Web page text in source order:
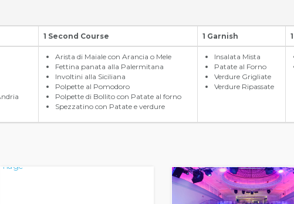
1 Second Course 1 Garnish
Arista di Maiale con Arancia o Mele
Fettina panata alla Palermitana
Involtini alla Siciliana
Polpette al Pomodoro
Polpette di Bollito con Patate al forno
Spezzatino con Patate e verdure
Insalata Mista
Patate al Forno
Verdure Grigliate
Verdure Ripassate